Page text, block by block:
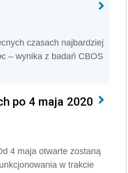
czasach najbardziej
– wynika z badań CBOS
po 4 maja 2020
4 maja otwarte zostaną
w trakcie